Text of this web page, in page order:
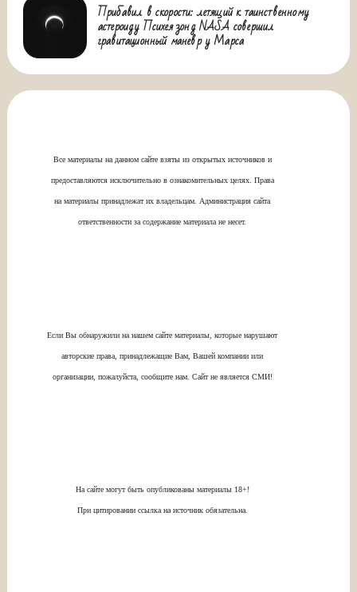
Прибавил в скорости: летящий к таинственному
астероиду Психея зонд NASA совершил
гравитационный маневр у Марса
Все материалы на данном сайте взяты из открытых источников и
предоставляются исключительно в ознакомительных целях. Права
на материалы принадлежат их владельцам. Администрация сайта
ответственности за содержание материала не несет.
Если Вы обнаружили на нашем сайте материалы, которые нарушают
авторские права, принадлежащие Вам, Вашей компании или
организации, пожалуйста, сообщите нам. Сайт не является СМИ!
На сайте могут быть опубликованы материалы 18+!
При цитировании ссылка на источник обязательна.